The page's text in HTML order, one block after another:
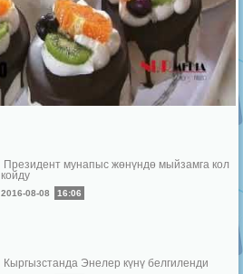
Президент мунапыс жөнүндө мыйзамга кол
койду
2016-08-08 16:06
Кыргызстанда Энелер күнү белгиленди